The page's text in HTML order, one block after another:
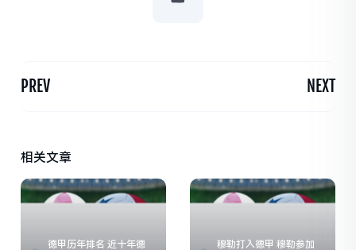
PREV NEXT
相关文章
德甲历年排名 近十年德
穆勒打入德甲 穆勒参加